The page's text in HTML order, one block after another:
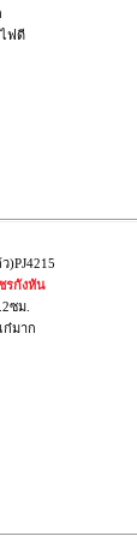
ฟดี
)PJ4215
รกังหัน
ซม.
ก๋มาก